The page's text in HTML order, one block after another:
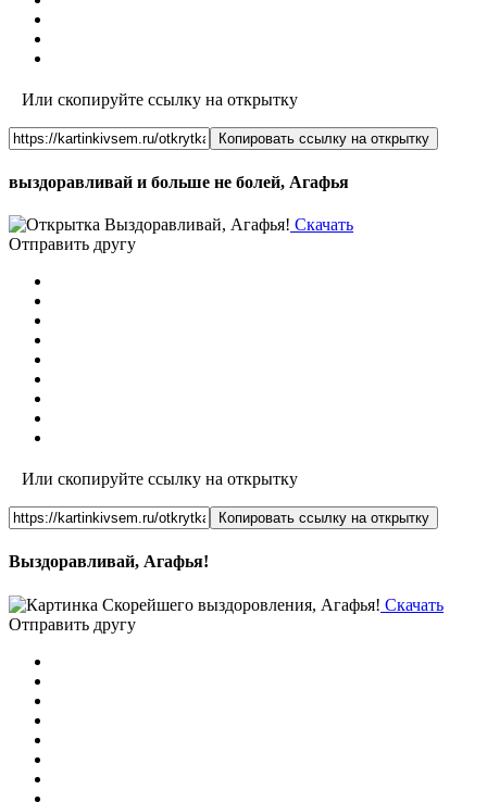
Или скопируйте ссылку на открытку
Копировать ссылку на открытку
выздоравливай и больше не болей, Агафья
Скачать
Отправить другу
Или скопируйте ссылку на открытку
Копировать ссылку на открытку
Выздоравливай, Агафья!
Скачать
Отправить другу